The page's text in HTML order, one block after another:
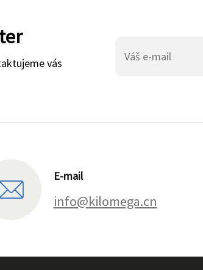
vás
E-mail
info@kilomega.cn